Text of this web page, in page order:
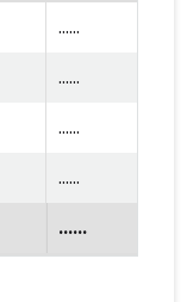
......
......
......
......
......